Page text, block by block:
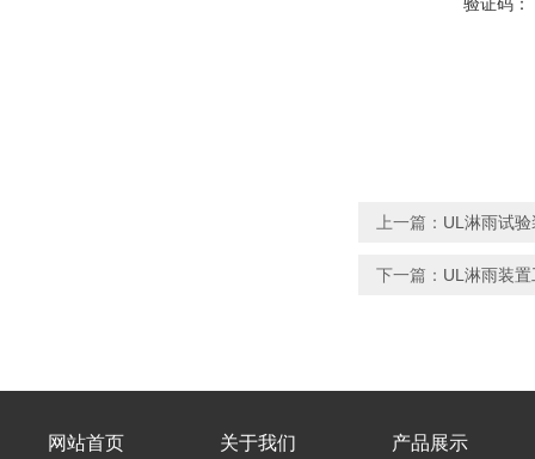
上一篇： UL淋雨试
下一篇： UL淋雨装
网站首页 关于我们 产品展示